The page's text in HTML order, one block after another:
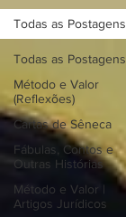
Todas as Postagens
Método e Valor
(Reflexões)
Cartas de Sêneca
Fábulas, Contos e
Outras Histórias
Método e Valor |
Artigos Jurídicos
Todas as Postagens